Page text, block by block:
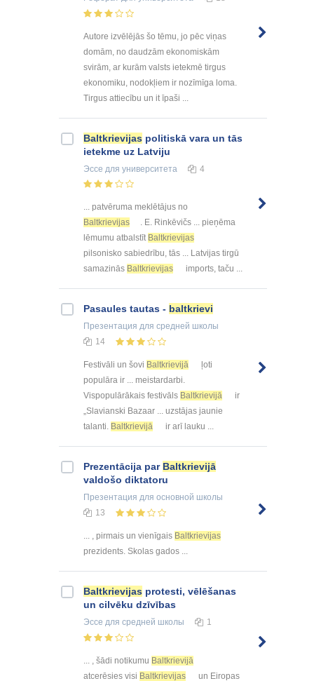
Autore izvēlējās šo tēmu, jo pēc viņas
domām, no daudzām ekonomiskām
svirām, ar kurām valsts ietekmē tirgus
ekonomiku, nodokļiem ir nozīmīga loma.
Tirgus attiecību un it īpaši ...
Baltkrievijas politiskā vara un tās
ietekme uz Latviju
Эссе для университета 4
... patvēruma meklētājus no
Baltkrievijas
. E. Rinkēvičs ... pieņēma
lēmumu atbalstīt Baltkrievijas
pilsonisko sabiedrību, tās ... Latvijas tirgū
samazinās Baltkrievijas imports, taču ...
Pasaules tautas - baltkrievi
Презентация для средней школы
14
Festivāli un šovi Baltkrievijā
ļoti
populāra ir ... meistardarbi.
Vispopulārākais festivāls Baltkrievijā
ir
„Slavianski Bazaar ... uzstājas jaunie
talanti. Baltkrievijā ir arī lauku ...
Prezentācija par Baltkrievijā
valdošo diktatoru
Презентация для основной школы
13
... , pirmais un vienīgais Baltkrievijas
prezidents. Skolas gados ...
Baltkrievijas protesti, vēlēšanas
un cilvēku dzīvības
Эссе для средней школы 1
... , šādi notikumu Baltkrievijā
atcerēsies visi Baltkrievijas un Eiropas